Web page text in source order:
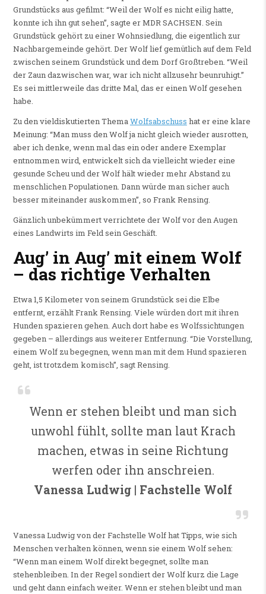
Grundstücks aus gefilmt: “Weil der Wolf es nicht eilig hatte,
konnte ich ihn gut sehen”, sagte er MDR SACHSEN. Sein
Grundstück gehört zu einer Wohnsiedlung, die eigentlich zur
Nachbargemeinde gehört. Der Wolf lief gemütlich auf dem Feld
zwischen seinem Grundstück und dem Dorf Großtreben. “Weil
der Zaun dazwischen war, war ich nicht allzusehr beunruhigt.”
Es sei mittlerweile das dritte Mal, das er einen Wolf gesehen
habe.
Zu den vieldiskutierten ThemaWolfsabschuss hat er eine klare
Meinung: “Man muss den Wolf ja nicht gleich wieder ausrotten,
aber ich denke, wenn mal das ein oder andere Exemplar
entnommen wird, entwickelt sich da vielleicht wieder eine
gesunde Scheu und der Wolf hält wieder mehr Abstand zu
menschlichen Populationen. Dann würde man sicher auch
besser miteinander auskommen”, so Frank Rensing.
Gänzlich unbekümmert verrichtete der Wolf vor den Augen
eines Landwirts im Feld sein Geschäft.
Aug’ in Aug’ mit einem Wolf
– das richtige Verhalten
Etwa 1,5 Kilometer von seinem Grundstück sei die Elbe
entfernt, erzählt Frank Rensing. Viele würden dort mit ihren
Hunden spazieren gehen. Auch dort habe es Wolfssichtungen
gegeben – allerdings aus weiterer Entfernung. “Die Vorstellung,
einem Wolf zu begegnen, wenn man mit dem Hund spazieren
geht, ist trotzdem komisch”, sagt Rensing.
Wenn er stehen bleibt und man sich
unwohl fühlt, sollte man laut Krach
machen, etwas in seine Richtung
werfen oder ihn anschreien.
Vanessa Ludwig | Fachstelle Wolf
Vanessa Ludwig von der Fachstelle Wolf hat Tipps, wie sich
Menschen verhalten können, wenn sie einem Wolf sehen:
“Wenn man einem Wolf direkt begegnet, sollte man
stehenbleiben. In der Regel sondiert der Wolf kurz die Lage
und geht dann einfach weiter. Wenn er stehen bleibt und man